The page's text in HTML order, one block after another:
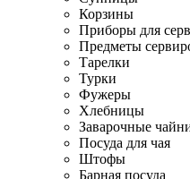
Корзины
Приборы для
Предметы
Тарелки
Турки
Фужеры
Хлебницы
Заварочные
Посуда для чая
Штофы
Барная посуда